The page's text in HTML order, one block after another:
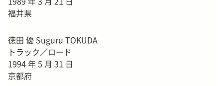
福井県
徳田 優 Suguru TOKUDA
トラック／ロード
1994 年 5 月 31 日
京都府